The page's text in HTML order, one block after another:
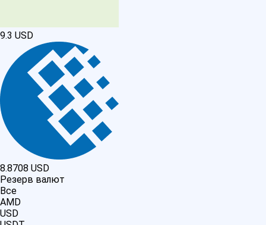
9.3 USD
8.8708 USD
Резерв валют
Все
AMD
USD